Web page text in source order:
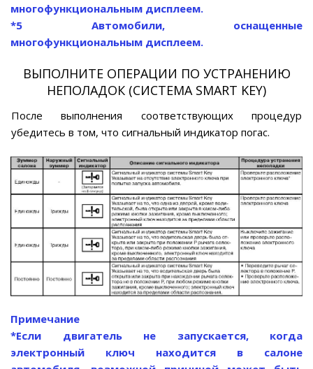
многофункциональным дисплеем.
*5 Автомобили, оснащенные
многофункциональным дисплеем.
ВЫПОЛНИТЕ ОПЕРАЦИИ ПО УСТРАНЕНИЮ
НЕПОЛАДОК (СИСТЕМА SMART KEY)
После выполнения соответствующих процедур
убедитесь в том, что сигнальный индикатор погас.
Примечание
*Если двигатель не запускается, когда
электронный ключ находится в салоне